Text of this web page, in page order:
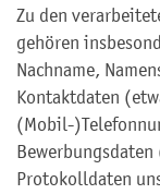
Zu den
gehören
Nachname,
Kontaktdaten
(Mobil-
Protokolldaten